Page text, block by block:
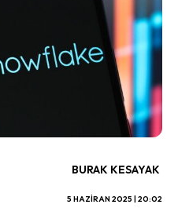
BURAK KESAYAK
5 HAZIRAN 2025 | 20:02